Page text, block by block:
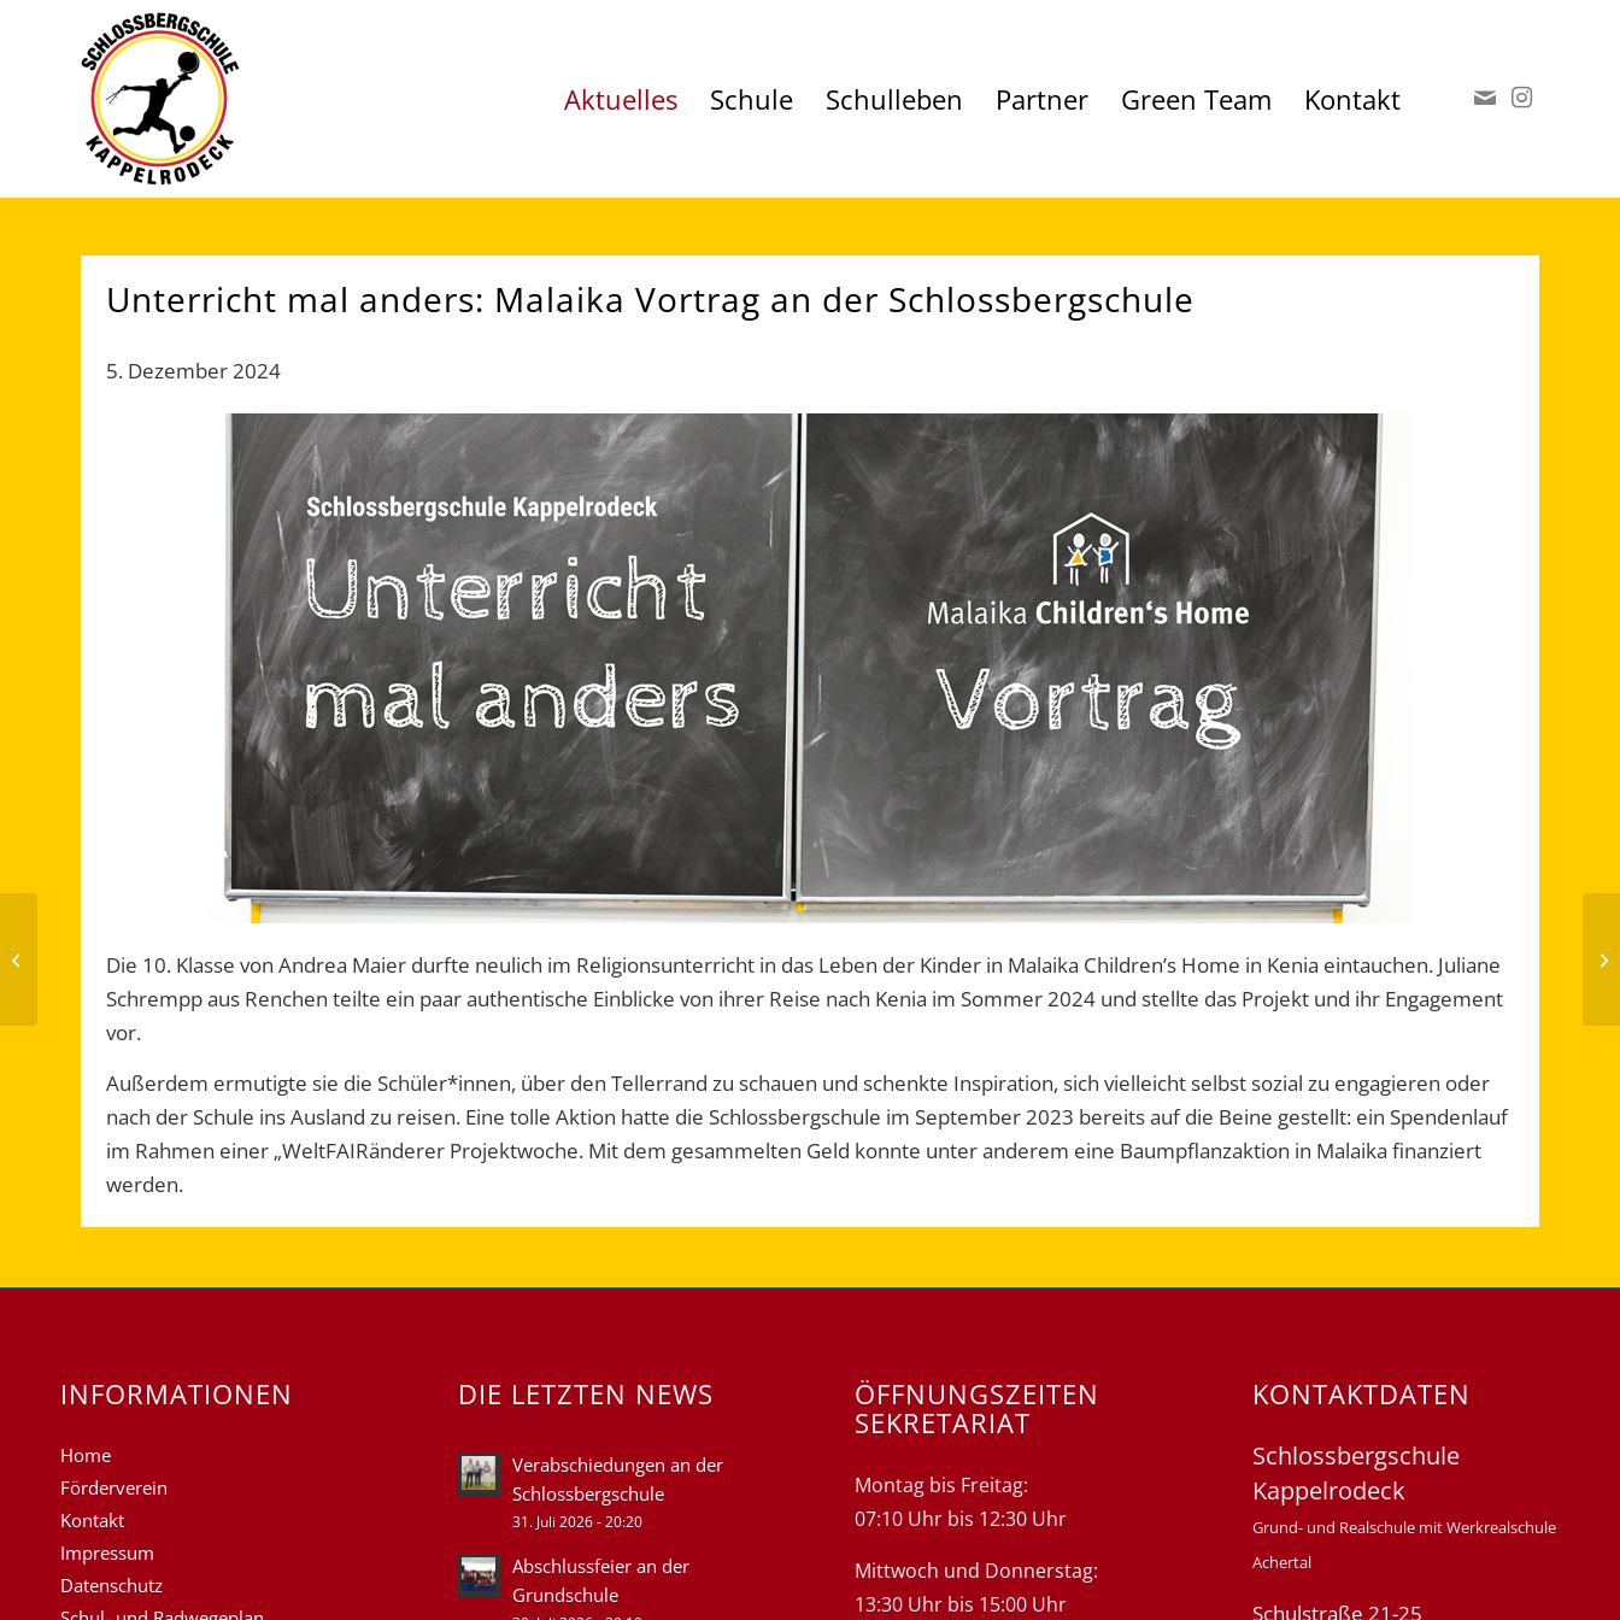
Aktuelles Schule Schulleben Partner Green Team Kontakt
Unterricht mal anders: Malaika Vortrag an der Schlossbergschule
5. Dezember 2024
Die 10. Klasse von Andrea Maier durfte neulich im Religionsunterricht in das Leben der Kinder in Malaika Children’s Home in Kenia eintauchen. Juliane
Schrempp aus Renchen teilte ein paar authentische Einblicke von ihrer Reise nach Kenia im Sommer 2024 und stellte das Projekt und ihr Engagement
vor.
Außerdem ermutigte sie die Schüler*innen, über den Tellerrand zu schauen und schenkte Inspiration, sich vielleicht selbst sozial zu engagieren oder
nach der Schule ins Ausland zu reisen. Eine tolle Aktion hatte die Schlossbergschule im September 2023 bereits auf die Beine gestellt: ein Spendenlauf
im Rahmen einer „WeltFAIRänderer Projektwoche. Mit dem gesammelten Geld konnte unter anderem eine Baumpflanzaktion in Malaika finanziert
werden.
INFORMATIONEN
Home
Förderverein
Kontakt
Impressum
Datenschutz
DIE LETZTEN NEWS
Verabschiedungen an der
Schlossbergschule
31. Juli 2026 - 20:20
Abschlussfeier an der
Grundschule
ÖFFNUNGSZEITEN
SEKRETARIAT
Montag bis Freitag:
07:10 Uhr bis 12:30 Uhr
Mittwoch und Donnerstag:
13:30 Uhr bis 15:00 Uhr
KONTAKTDATEN
Schlossbergschule
Kappelrodeck
Grund- und Realschule mit Werkrealschule
Achertal
Schulstraße 21-25
beim Pausenverkauf